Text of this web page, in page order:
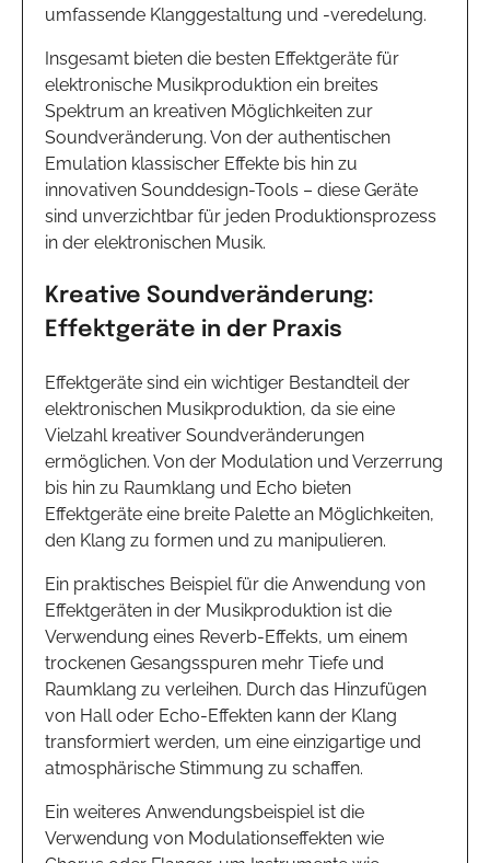
umfassende Klanggestaltung und -veredelung.
Insgesamt bieten die besten Effektgeräte für
elektronische Musikproduktion ein breites
Spektrum an kreativen Möglichkeiten zur
Soundveränderung. Von der authentischen
Emulation klassischer Effekte bis hin zu
innovativen Sounddesign-Tools – diese Geräte
sind unverzichtbar für jeden Produktionsprozess
in der elektronischen Musik.
Kreative Soundveränderung:
Effektgeräte in der Praxis
Effektgeräte sind ein wichtiger Bestandteil der
elektronischen Musikproduktion, da sie eine
Vielzahl kreativer Soundveränderungen
ermöglichen. Von der Modulation und Verzerrung
bis hin zu Raumklang und Echo bieten
Effektgeräte eine breite Palette an Möglichkeiten,
den Klang zu formen und zu manipulieren.
Ein praktisches Beispiel für die Anwendung von
Effektgeräten in der Musikproduktion ist die
Verwendung eines Reverb-Effekts, um einem
trockenen Gesangsspuren mehr Tiefe und
Raumklang zu verleihen. Durch das Hinzufügen
von Hall oder Echo-Effekten kann der Klang
transformiert werden, um eine einzigartige und
atmosphärische Stimmung zu schaffen.
Ein weiteres Anwendungsbeispiel ist die
Verwendung von Modulationseffekten wie